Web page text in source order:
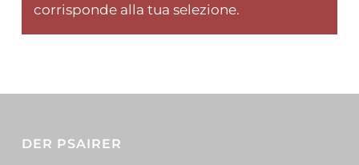
corrisponde alla tua selezione.
DER PSAIRER